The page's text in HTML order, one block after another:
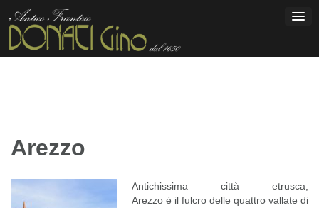
contenuto
Arezzo
Antichissima città etrusca,
Arezzo è il fulcro delle quattro vallate di